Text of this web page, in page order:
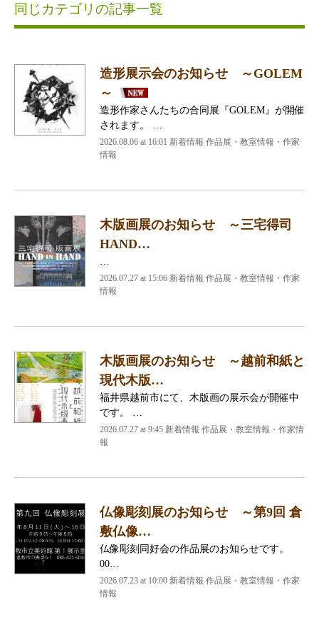
同じカテゴリの記事一覧
造形展示会のお知らせ ～GOLEM
～
造形作家さんたちの合同展『GOLEM』が開催
されます。 …
2026.08.06 at 16:01 新着情報 作品展・教室情報・作家
情報
木版画展のお知らせ ～三宅得司
HAND…
2026.07.27 at 15:06 新着情報 作品展・教室情報・作家
情報
木版画展のお知らせ ～越前和紙と
現代木版…
福井県越前市にて、木版画の展示会が開催中
です。 …
2026.07.27 at 9:45 新着情報 作品展・教室情報・作家情
報
仏像彫刻展のお知らせ ～第9回 倉
敷仏像…
仏像彫刻同好会の作品展のお知らせです。
00…
2026.07.23 at 10:00 新着情報 作品展・教室情報・作家
情報